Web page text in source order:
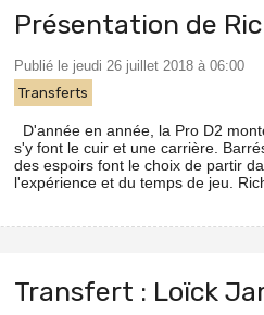
Présentation de
Publié le jeudi 26 juillet 2018 à 06:00
Transferts
D'année en année, la Pro D2
s'y font le cuir et une carrière.
des espoirs font le choix de partir
l'expérience et du temps de jeu.
Transfert : Loïck